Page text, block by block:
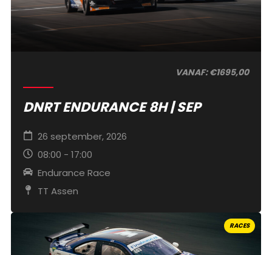
VANAF: €1695,00
DNRT ENDURANCE 8H | SEP
26 september, 2026
08:00 - 17:00
Endurance Race
TT Assen
RACES